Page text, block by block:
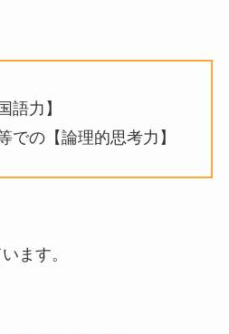
語力】
での【論理的思考力】
ます。